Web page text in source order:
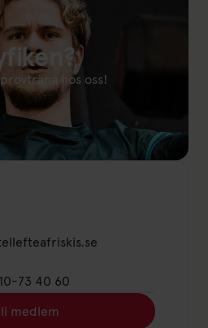
hos oss!
email to info@skellefteafriskis.se
73 40 60
Länk till: Bli medlem
medlem